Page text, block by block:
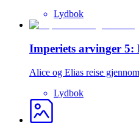
Lydbok
Imperiets arvinger 5:
Alice og Elias reise
Lydbok